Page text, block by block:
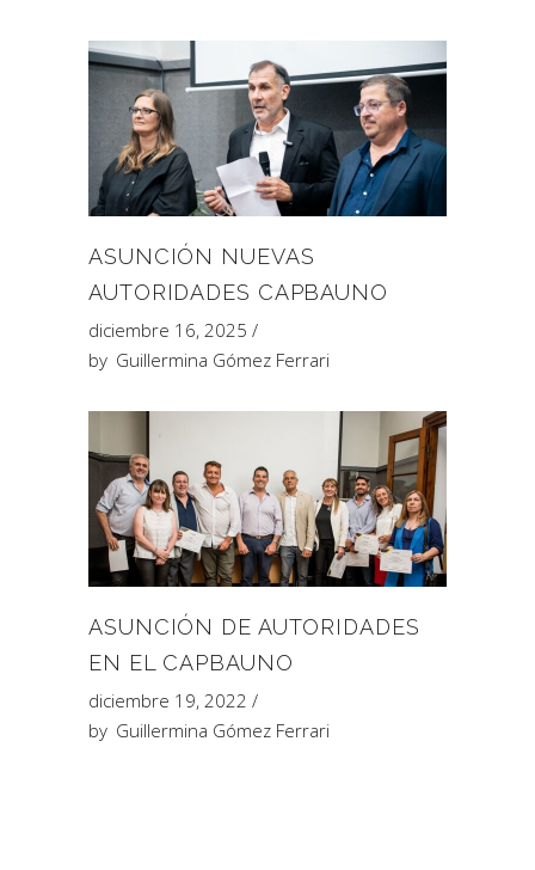
ASUNCIÓN NUEVAS
AUTORIDADES CAPBAUNO
diciembre 16, 2025
by Guillermina Gómez Ferrari
ASUNCIÓN DE AUTORIDADES
EN EL CAPBAUNO
diciembre 19, 2022
by Guillermina Gómez Ferrari